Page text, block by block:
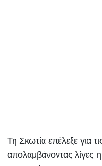
Τη Σκωτία επέλεξε για
απολαμβάνοντας λίγες